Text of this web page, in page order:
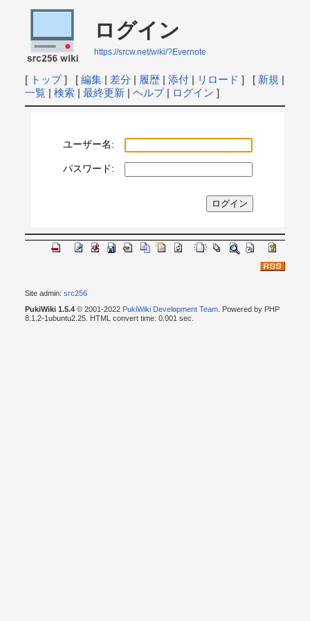
ログイン
https://srcw.net/wiki/?Evernote
[ トップ] [ 編集| 差分 | 履歴| 添付| リロード ] [ 新規 |
一覧| 検索| 最終更新| ヘルプ| ログイン ]
ユーザー名:
パスワード:
Site admin: src256
PukiWiki 1.5.4© 2001-2022 PukiWiki Development Team. Powered by PHP
8.1.2-1ubuntu2.25. HTML convert time: 0.001 sec.